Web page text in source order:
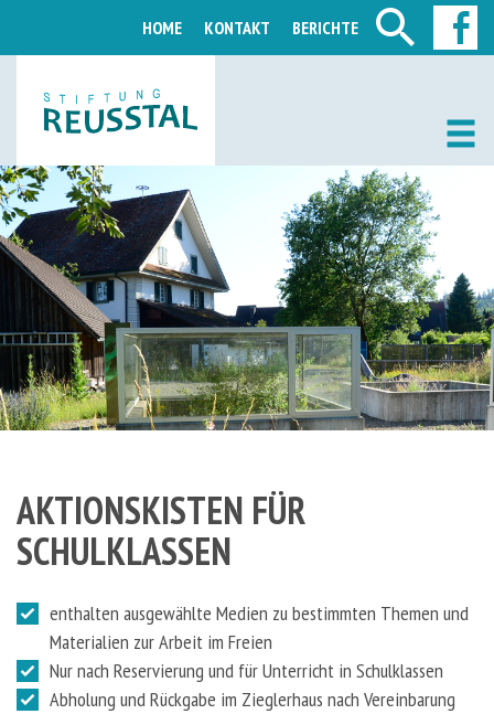
HOME KONTAKT BERICHTE
AKTIONSKISTEN FÜR
SCHULKLASSEN
enthalten ausgewählte Medien zu bestimmten Themen und
Materialien zur Arbeit im Freien
Nur nach Reservierung und für Unterricht in Schulklassen
Abholung und Rückgabe im Zieglerhaus nach Vereinbarung